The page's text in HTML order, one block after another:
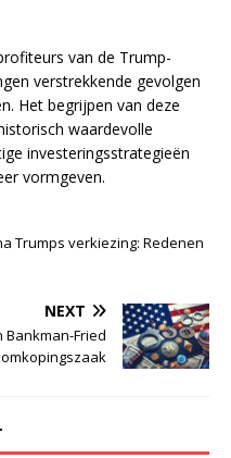
van de Trump-
verstrekkende gevolgen
Het begrijpen van deze
waardevolle
investeringsstrategieën
vormgeven.
Trumps verkiezing: Redenen
NEXT
Bankman-Fried
omkopingszaak